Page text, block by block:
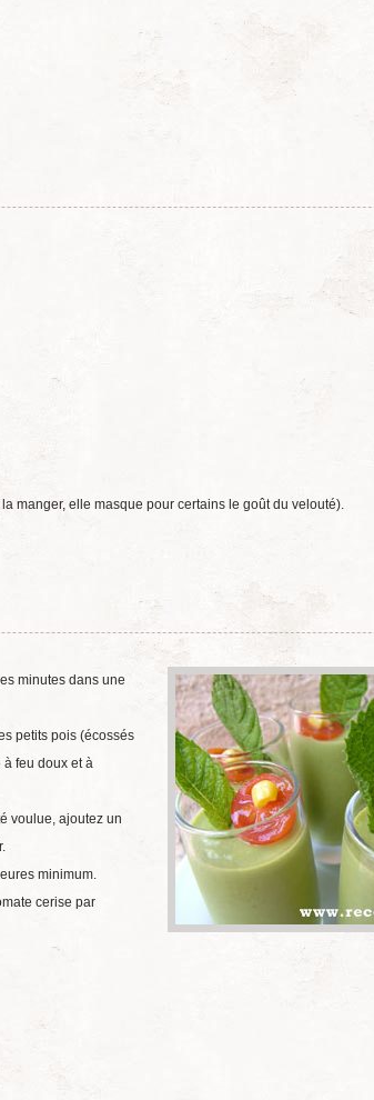
manger, elle masque pour certains le goût du velouté).
minutes dans une
petits pois (écossés
feu doux et à
voulue, ajoutez un
minimum.
cerise par